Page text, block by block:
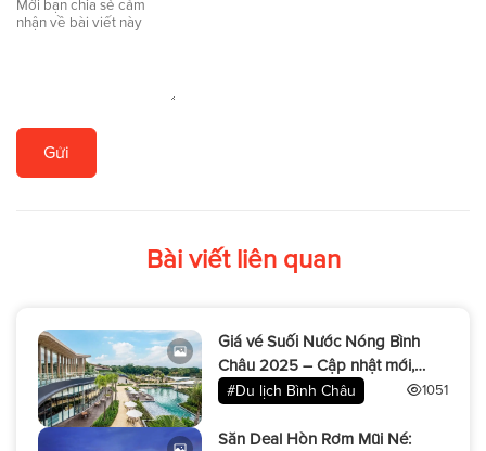
Gửi
Bài viết liên quan
Giá vé Suối Nước Nóng Bình
Châu 2025 – Cập nhật mới,
đừng bỏ lỡ!
#Du lịch Bình Châu 1051
Săn Deal Hòn Rơm Mũi Né: